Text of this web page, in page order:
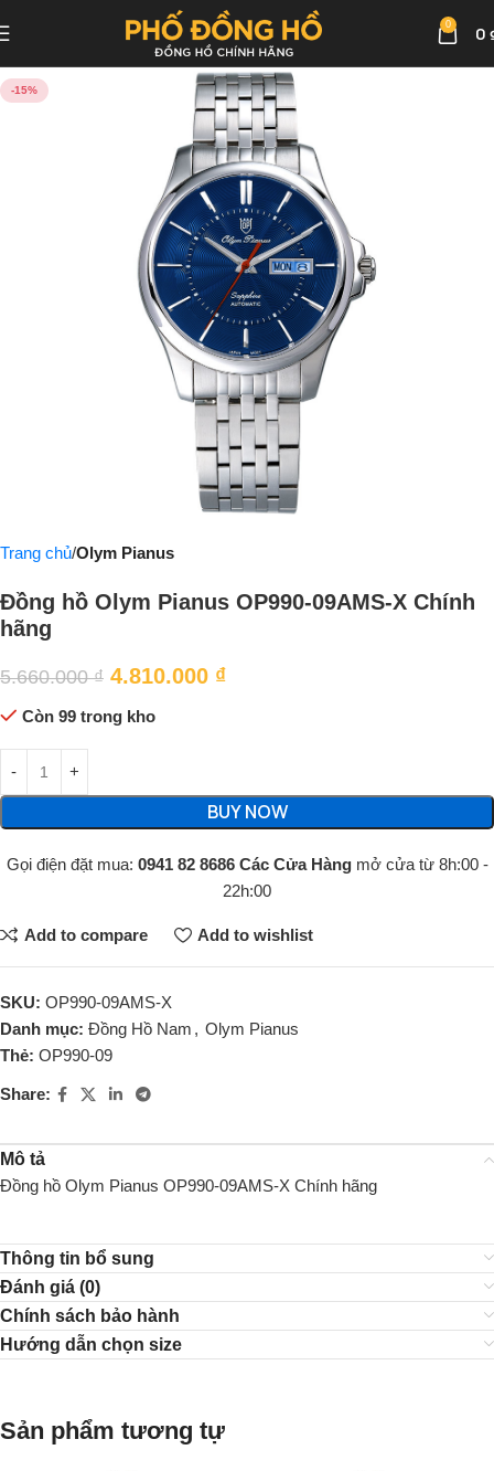
0 0
-15%
Trang chủ Olym Pianus
Đồng hồ Olym Pianus OP990-09AMS-X Chính
hãng
5.660.000₫ 4.810.000 ₫
Còn 99 trong kho
BUY NOW
Gọi điện đặt mua: 0941 82 8686 Các Cửa Hàng mở cửa từ 8h:00 -
22h:00
Add to compare Add to wishlist
SKU: OP990-09AMS-X
Danh mục: Đồng Hồ Nam , Olym Pianus
Thẻ: OP990-09
Share:
Mô tả
Đồng hồ Olym Pianus OP990-09AMS-X Chính hãng
Thông tin bổ sung
Đánh giá (0)
Chính sách bảo hành
Hướng dẫn chọn size
Sản phẩm tương tự